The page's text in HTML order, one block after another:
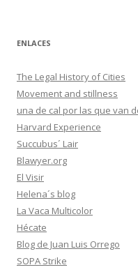
ENLACES
The Legal History of Cities
Movement and stillness
una de cal por las que van
Harvard Experience
Succubus´ Lair
Blawyer.org
El Visir
Helena´s blog
La Vaca Multicolor
Hécate
Blog de Juan Luis Orrego
SOPA Strike